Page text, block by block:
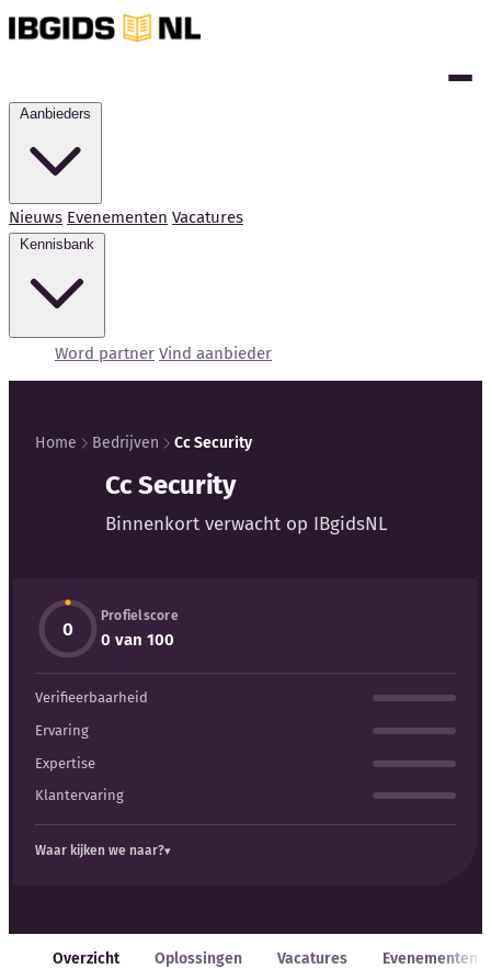
Nieuws Evenementen Vacatures
Word partner Vind aanbieder
Externe bronnen
Woordenboek
Auteurs
Home Bedrijven Cc Security
Cc Security
Binnenkort verwacht op IBgidsNL
0
Profielscore
0 van 100
Verifieerbaarheid
Ervaring
Expertise
Klantervaring
Waar kijken we naar?
Overzicht Oplossingen Vacatures Evenementen